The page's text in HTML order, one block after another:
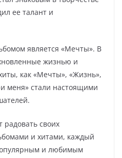
ее талант и
является «Мечты». В
жизнью и
как «Мечты», «Жизнь»,
меня» стали настоящими
своих
и хитами, каждый
и любимым